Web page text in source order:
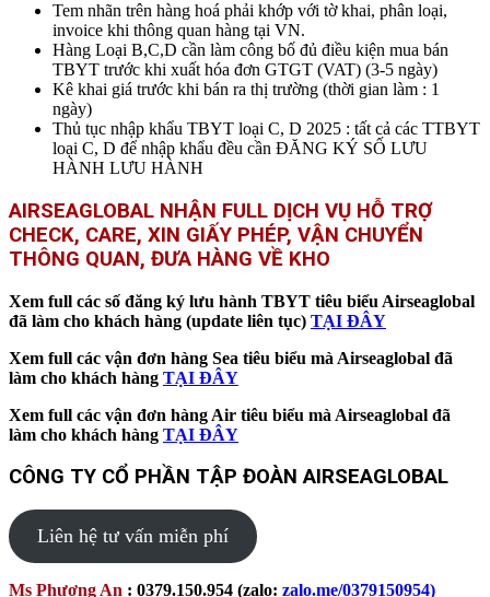
Tem nhãn trên hàng hoá phải khớp với tờ khai, phân loại,
invoice khi thông quan hàng tại VN.
Hàng Loại B,C,D cần làm công bố đủ điều kiện mua bán
TBYT trước khi xuất hóa đơn GTGT (VAT) (3-5 ngày)
Kê khai giá trước khi bán ra thị trường (thời gian làm : 1
ngày)
Thủ tục nhập khẩu TBYT loại C, D 2025 : tất cả các TTBYT
loại C, D để nhập khẩu đều cần ĐĂNG KÝ SỐ LƯU
HÀNH LƯU HÀNH
AIRSEAGLOBAL NHẬN FULL DỊCH VỤ HỖ TRỢ
CHECK, CARE, XIN GIẤY PHÉP, VẬN CHUYỂN
THÔNG QUAN, ĐƯA HÀNG VỀ KHO
Xem full các số đăng ký lưu hành TBYT tiêu biểu Airseaglobal
đã làm cho khách hàng (update liên tục) TẠI ĐÂY
Xem full các vận đơn hàng Sea tiêu biểu mà Airseaglobal đã
làm cho khách hàng TẠI ĐÂY
Xem full các vận đơn hàng Air tiêu biểu mà Airseaglobal đã
làm cho khách hàng TẠI ĐÂY
CÔNG TY CỔ PHẦN TẬP ĐOÀN AIRSEAGLOBAL
Liên hệ tư vấn miễn phí
Ms Phương An : 0379.150.954 (zalo: zalo.me/0379150954)